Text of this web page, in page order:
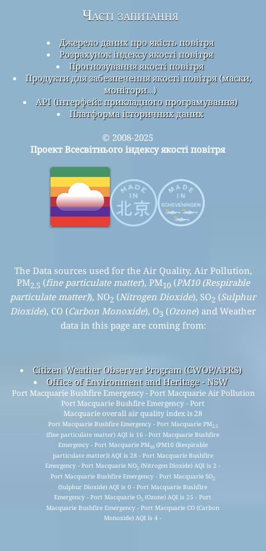
Часті запитання
Джерело даних про якість повітря
Розрахунок індексу якості повітря
Прогнозування якості повітря
Продукти для забезпечення якості повітря (маски,
монітори…)
API (інтерфейс прикладного програмування)
Платформа історичних даних
© 2008-2025
Проект Всесвітнього індексу якості повітря
The Data sources used for the Air Quality, Air Pollution,
PM2.5 (fine particulate matter), PM10(PM10 (Respirable
particulate matter)), NO2 (Nitrogen Dioxide), SO2 (Sulphur
Dioxide), CO (Carbon Monoxide), O3 (Ozone) and Weather
data in this page are coming from:
Citizen Weather Observer Program (CWOP/APRS)
Office of Environment and Heritage - NSW
Port Macquarie Bushfire Emergency - Port Macquarie Air Pollution
Port Macquarie Bushfire Emergency - Port
Macquarie overall air quality index is 28
Port Macquarie Bushfire Emergency - Port Macquarie PM2.5
(fine particulate matter) AQI is 16 - Port Macquarie Bushfire
Emergency - Port Macquarie PM10(PM10 (Respirable
particulate matter)) AQI is 28 - Port Macquarie Bushfire
Emergency - Port Macquarie NO2 (Nitrogen Dioxide) AQI is 2 -
Port Macquarie Bushfire Emergency - Port Macquarie SO2
(Sulphur Dioxide) AQI is 0 - Port Macquarie Bushfire
Emergency - Port Macquarie O3 (Ozone) AQI is 25 - Port
Macquarie Bushfire Emergency - Port Macquarie CO (Carbon
Monoxide) AQI is 4 -